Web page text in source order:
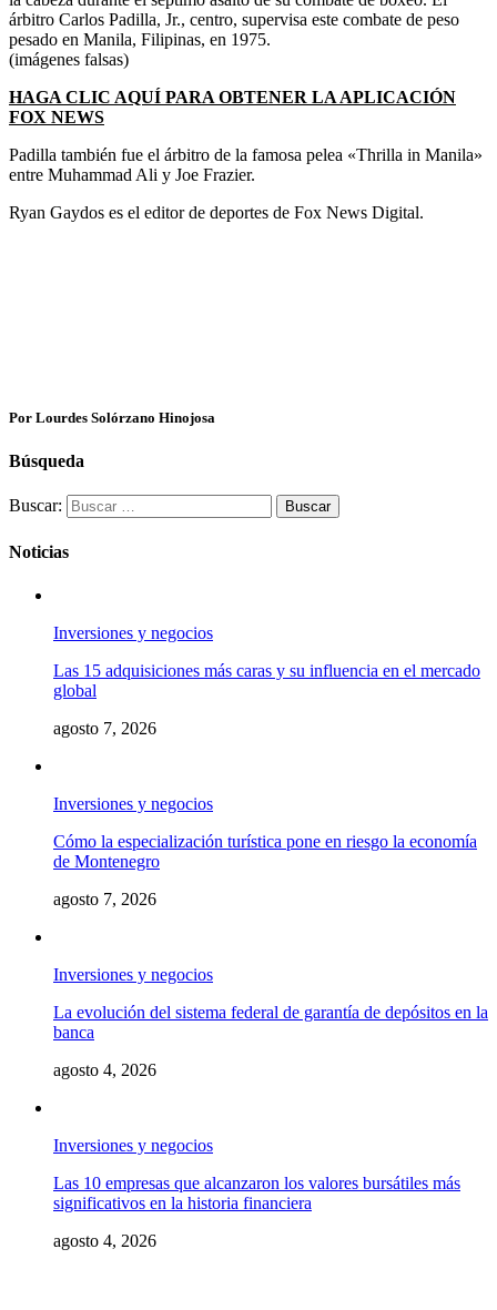
árbitro Carlos Padilla, Jr., centro, supervisa este combate de peso
pesado en Manila, Filipinas, en 1975.
(imágenes falsas)
HAGA CLIC AQUÍ PARA OBTENER LA APLICACIÓN
FOX NEWS
Padilla también fue el árbitro de la famosa pelea «Thrilla in Manila»
entre Muhammad Ali y Joe Frazier.
Ryan Gaydos es el editor de deportes de Fox News Digital.
Por Lourdes Solórzano Hinojosa
Búsqueda
Buscar:
Noticias
Inversiones y negocios
Las 15 adquisiciones más caras y su influencia en el mercado
global
agosto 7, 2026
Inversiones y negocios
Cómo la especialización turística pone en riesgo la economía
de Montenegro
agosto 7, 2026
Inversiones y negocios
La evolución del sistema federal de garantía de depósitos en la
banca
agosto 4, 2026
Inversiones y negocios
Las 10 empresas que alcanzaron los valores bursátiles más
significativos en la historia financiera
agosto 4, 2026